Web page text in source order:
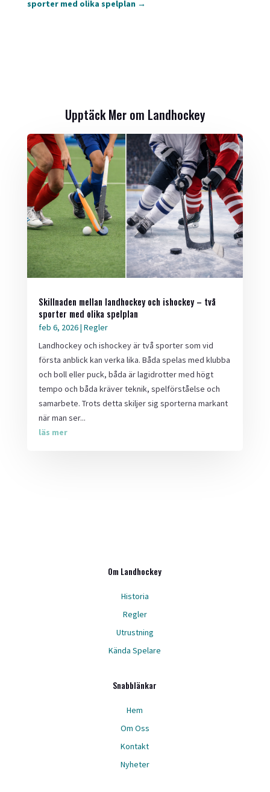
sporter med olika spelplan→
Upptäck Mer om Landhockey
Skillnaden mellan landhockey och ishockey – två
sporter med olika spelplan
feb 6, 2026| Regler
Landhockey och ishockey är två sporter som vid
första anblick kan verka lika. Båda spelas med klubba
och boll eller puck, båda är lagidrotter med högt
tempo och båda kräver teknik, spelförståelse och
samarbete. Trots detta skiljer sig sporterna markant
när man ser...
läs mer
Om Landhockey
Historia
Regler
Utrustning
Kända Spelare
Snabblänkar
Hem
Om Oss
Kontakt
Nyheter